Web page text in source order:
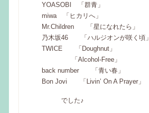
YOASOBI 「群青」
miwa 「ヒカリへ」
Mr.Children 「星になれたら」
乃木坂46 「ハルジオンが咲く頃」
TWICE 「Doughnut」
「Alcohol-Free」
back number 「青い春」
Bon Jovi 「Livin’ On A Prayer」
でした♪